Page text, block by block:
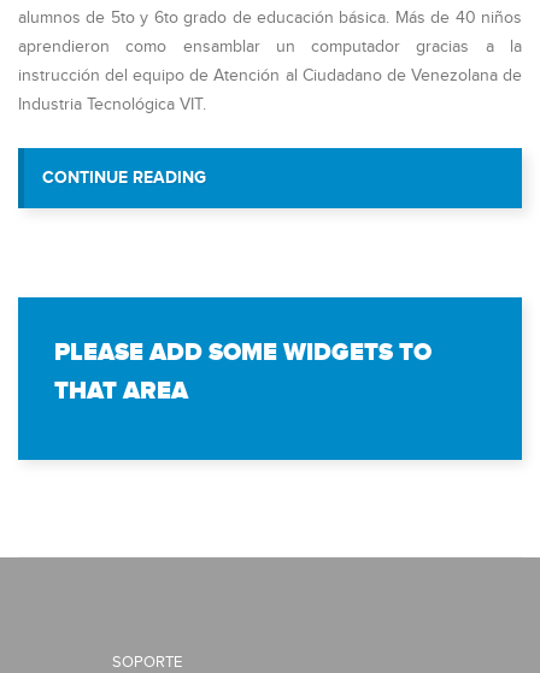
alumnos de 5to y 6to grado de educación básica. Más de 40 niños
aprendieron como ensamblar un computador gracias a la
instrucción del equipo de Atención al Ciudadano de Venezolana de
Industria Tecnológica VIT.
CONTINUE READING
PLEASE ADD SOME WIDGETS TO
THAT AREA
SOPORTE